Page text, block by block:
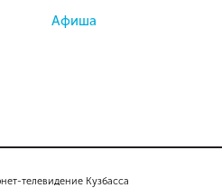
телевидение Кузбасса
Афиша